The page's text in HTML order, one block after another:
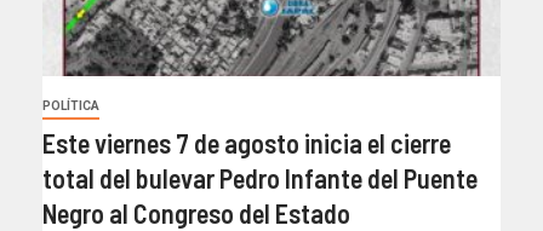
POLÍTICA
Este viernes 7 de agosto inicia el cierre
total del bulevar Pedro Infante del Puente
Negro al Congreso del Estado